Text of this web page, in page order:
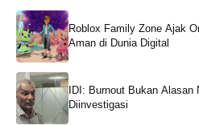
Roblox Family Zone Ajak
Aman di Dunia Digital
IDI: Burnout Bukan
Diinvestigasi